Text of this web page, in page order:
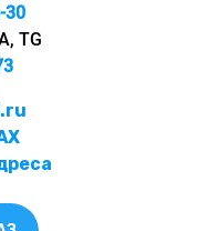
30
TG